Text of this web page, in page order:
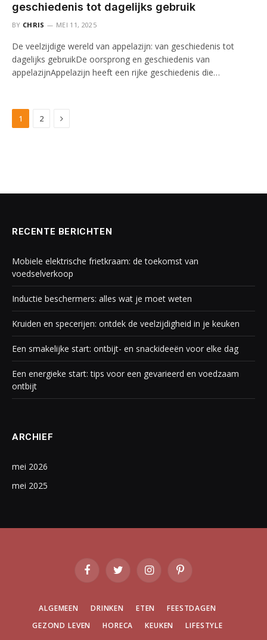
geschiedenis tot dagelijks gebruik
BY CHRIS MEI 11, 2025
De veelzijdige wereld van appelazijn: van geschiedenis tot
dagelijks gebruikDe oorsprong en geschiedenis van
appelazijnAppelazijn heeft een rijke geschiedenis die…
1 2 Next
RECENTE BERICHTEN
Mobiele elektrische frietkraam: de toekomst van
voedselverkoop
Inductie beschermers: alles wat je moet weten
Kruiden en specerijen: ontdek de veelzijdigheid in je keuken
Een smakelijke start: ontbijt- en snackideeën voor elke dag
Een energieke start: tips voor een gevarieerd en voedzaam
ontbijt
ARCHIEF
mei 2026
mei 2025
FacebookTwitter InstagramPinterest
ALGEMEEN DRINKEN ETEN
FEESTDAGEN
GEZOND LEVEN
HORECA KEUKEN
LIFESTYLE